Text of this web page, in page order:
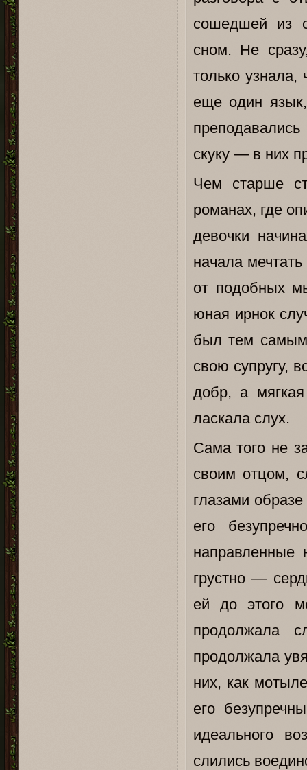
сошедшей из
сном. Не
только узнала,
еще один
скуку — в них
Чем старше
романах, где
девочки
начала
от подобных
юная ирнок
был тем
свою супругу,
добр, а
ласкала слух.
Сама того не
своим отцом,
глазами
его
грустно —
ей до этого
продолжала
продолжала
них, как
его
идеального
слились